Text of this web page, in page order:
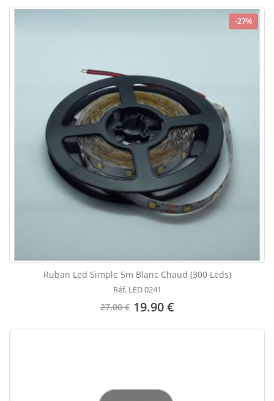
-27%
Ruban Led Simple 5m Blanc Chaud (300 Leds)
Réf. LED 0241
27.00 € 19.90 €